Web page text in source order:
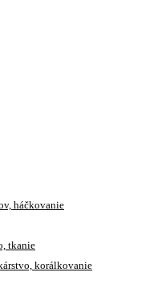
háčkovanie
tkanie
korálkovanie